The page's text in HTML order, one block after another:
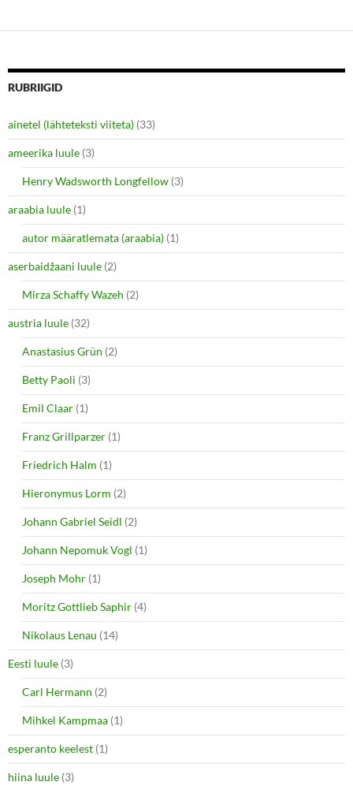
o d
RUBRIIGID
ainetel (lähteteksti viiteta) (33)
ameerika luule (3)
Henry Wadsworth Longfellow (3)
araabia luule (1)
autor määratlemata (araabia) (1)
aserbaidžaani luule (2)
Mirza Schaffy Wazeh (2)
austria luule (32)
Anastasius Grün (2)
Betty Paoli (3)
Emil Claar (1)
Franz Grillparzer (1)
Friedrich Halm (1)
Hieronymus Lorm (2)
Johann Gabriel Seidl (2)
Johann Nepomuk Vogl (1)
Joseph Mohr (1)
Moritz Gottlieb Saphir (4)
Nikolaus Lenau (14)
Eesti luule (3)
Carl Hermann (2)
Mihkel Kampmaa (1)
esperanto keelest (1)
hiina luule (3)